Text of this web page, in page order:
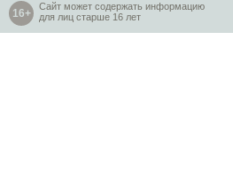
Сайт может содержать информацию
для лиц старше 16 лет